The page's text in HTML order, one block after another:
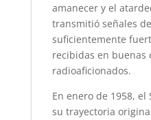
amanecer y el
transmitió señales
suficientemente
recibidas en buenas
radioaficionados.
En enero de 1958, el
su trayectoria